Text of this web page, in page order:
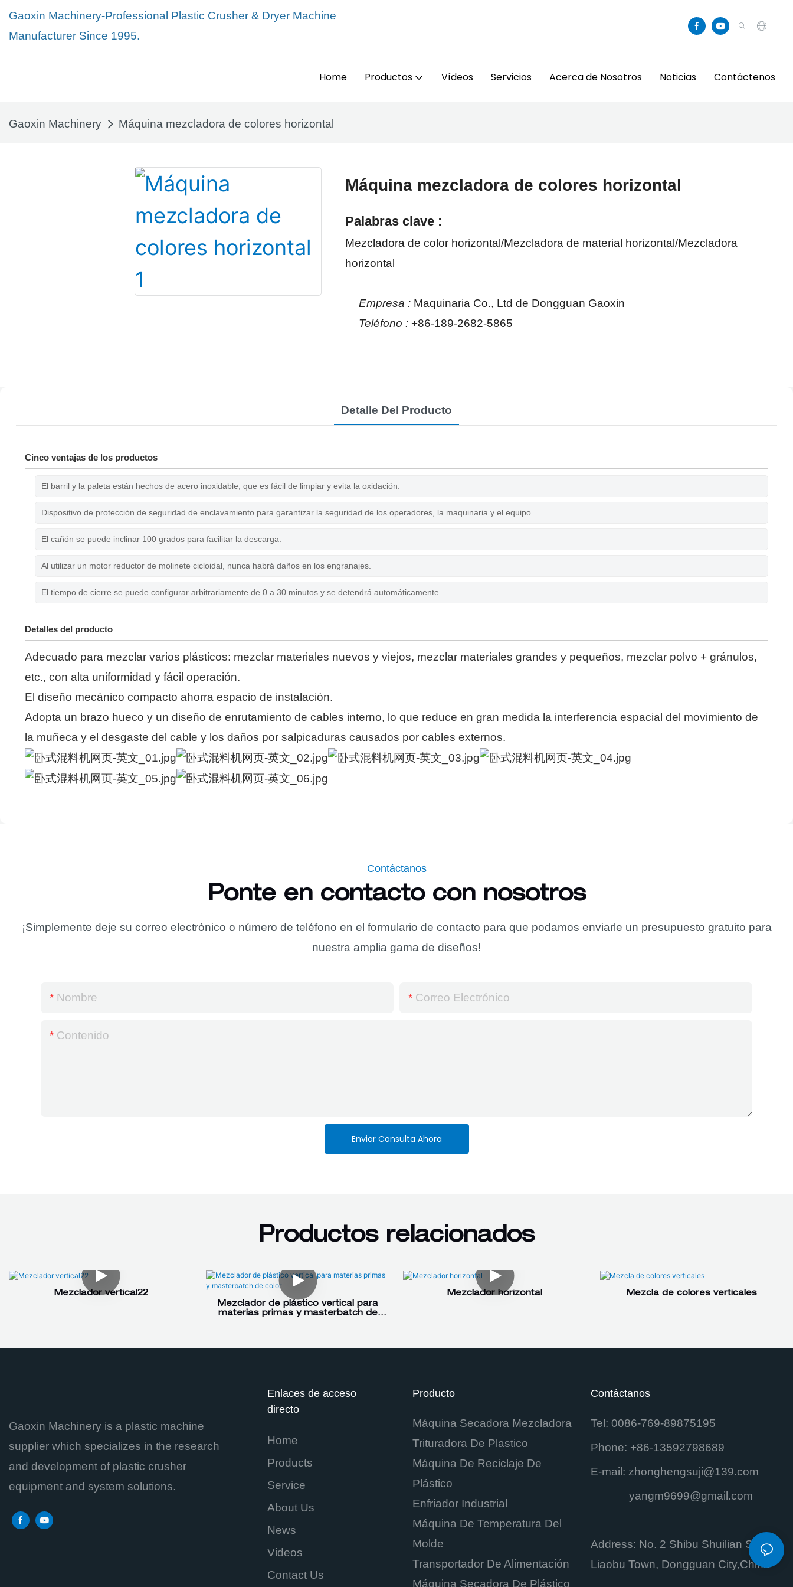
Gaoxin Machinery-Professional Plastic Crusher & Dryer Machine
Manufacturer Since 1995.
Home Productos Vídeos Servicios Acerca de Nosotros Noticias Contáctenos
Gaoxin Machinery Máquina mezcladora de colores horizontal
Máquina mezcladora de colores horizontal
Palabras clave :
Mezcladora de color horizontal/Mezcladora de material horizontal/Mezcladora
horizontal
Empresa : Maquinaria Co., Ltd de Dongguan Gaoxin
Teléfono : +86-189-2682-5865
Detalle Del Producto
Cinco ventajas de los productos
El barril y la paleta están hechos de acero inoxidable, que es fácil de limpiar y evita la oxidación.
Dispositivo de protección de seguridad de enclavamiento para garantizar la seguridad de los operadores, la maquinaria y el equipo.
El cañón se puede inclinar 100 grados para facilitar la descarga.
Al utilizar un motor reductor de molinete cicloidal, nunca habrá daños en los engranajes.
El tiempo de cierre se puede configurar arbitrariamente de 0 a 30 minutos y se detendrá automáticamente.
Detalles del producto
Adecuado para mezclar varios plásticos: mezclar materiales nuevos y viejos, mezclar materiales grandes y pequeños, mezclar polvo + gránulos,
etc., con alta uniformidad y fácil operación.
El diseño mecánico compacto ahorra espacio de instalación.
Adopta un brazo hueco y un diseño de enrutamiento de cables interno, lo que reduce en gran medida la interferencia espacial del movimiento de
la muñeca y el desgaste del cable y los daños por salpicaduras causados ​​por cables externos.
Contáctanos
Ponte en contacto con nosotros
¡Simplemente deje su correo electrónico o número de teléfono en el formulario de contacto para que podamos enviarle un presupuesto gratuito para
nuestra amplia gama de diseños!
Nombre Correo Electrónico
Contenido
Enviar Consulta Ahora
Productos relacionados
Mezclador vertical22
Mezclador de plástico vertical para
materias primas y masterbatch de
Mezclador horizontal Mezcla de colores verticales
Gaoxin Machinery is a plastic machine
supplier which specializes in the research
and development of plastic crusher
equipment and system solutions.
Enlaces de acceso
directo
Home
Products
Service
About Us
News
Videos
Contact Us
Producto
Máquina Secadora Mezcladora
Trituradora De Plastico
Máquina De Reciclaje De
Plástico
Enfriador Industrial
Máquina De Temperatura Del
Molde
Transportador De Alimentación
Máquina Secadora De Plástico
Contáctanos
Tel: 0086-769-89875195
Phone: +86-13592798689
E-mail: zhonghengsuji@139.com
yangm9699@gmail.com
Address: No. 2 Shibu Shuilian Street,
Liaobu Town, Dongguan City,China